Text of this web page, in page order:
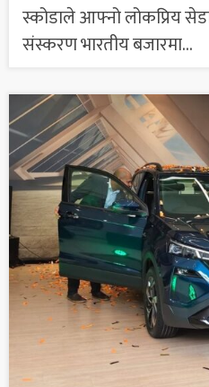
स्कोडाले आफ्नो लोकप्रिय
संस्करण भारतीय बजारमा...